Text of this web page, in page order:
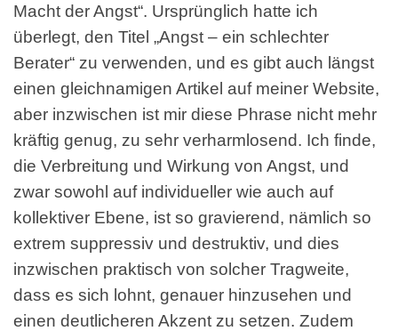
Macht der Angst“. Ursprünglich hatte ich
überlegt, den Titel „Angst – ein schlechter
Berater“ zu verwenden, und es gibt auch längst
einen gleichnamigen Artikel auf meiner Website,
aber inzwischen ist mir diese Phrase nicht mehr
kräftig genug, zu sehr verharmlosend. Ich finde,
die Verbreitung und Wirkung von Angst, und
zwar sowohl auf individueller wie auch auf
kollektiver Ebene, ist so gravierend, nämlich so
extrem suppressiv und destruktiv, und dies
inzwischen praktisch von solcher Tragweite,
dass es sich lohnt, genauer hinzusehen und
einen deutlicheren Akzent zu setzen. Zudem